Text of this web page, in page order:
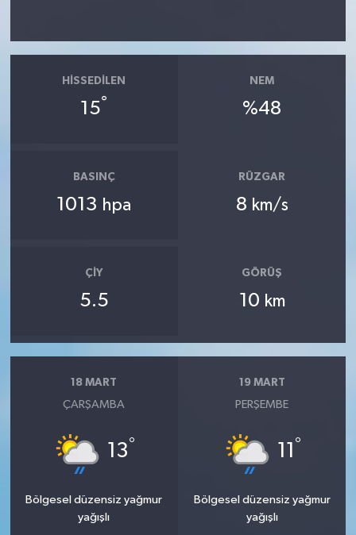
HISSEDILEN
15°
NEM
%48
BASINÇ
1013 hpa
RÜZGAR
8 km/s
ÇIY
5.5
GÖRÜŞ
10 km
18 MART
ÇARŞAMBA
13°
Bölgesel düzensiz yağmur
yağışlı
19 MART
PERŞEMBE
11 °
Bölgesel düzensiz yağmur
yağışlı